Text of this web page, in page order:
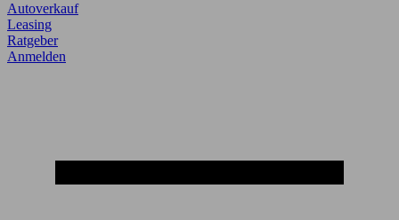
Autoverkauf
Leasing
Ratgeber
Anmelden